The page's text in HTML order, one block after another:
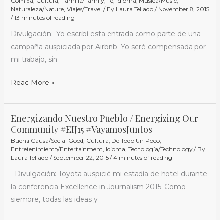
Naturaleza/Nature, Viajes/Travel / By Laura Tellado / November 8, 2015
/13 minutes of reading
Divulgación: Yo escribí esta entrada como parte de una
campaña auspiciada por Airbnb. Yo seré compensada por
mi trabajo, sin
Read More »
Energizando Nuestro Pueblo / Energizing Our
Community #EIJ15 #VayamosJuntos
Buena Causa/Social Good Cultura De Todo Un Poco,
Entretenimiento/Entertainment Idioma Tecnología/Technology/ By
Laura Tellado / September 22, 2015/4 minutes of reading
Divulgación: Toyota auspició mi estadía de hotel durante
la conferencia Excellence in Journalism 2015. Como
siempre, todas las ideas y
Energizando
Nuestro
Pueblo
/
Energizing
Our
Community